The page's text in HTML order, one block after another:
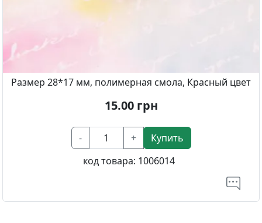
Размер 28*17 мм, полимерная смола, Красный цвет
15.00грн
- +
Купить
код товара: 1006014